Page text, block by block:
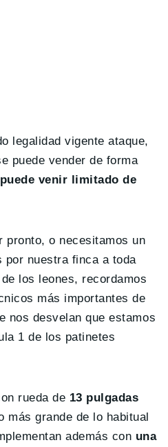
legalidad vigente ataque,
puede vender de forma
puede venir limitado de
pronto, o necesitamos un
por nuestra finca a toda
los leones, recordamos
más importantes de
nos desvelan que estamos
1 de los patinetes
rueda de 13 pulgadas
más grande de lo habitual
además con una